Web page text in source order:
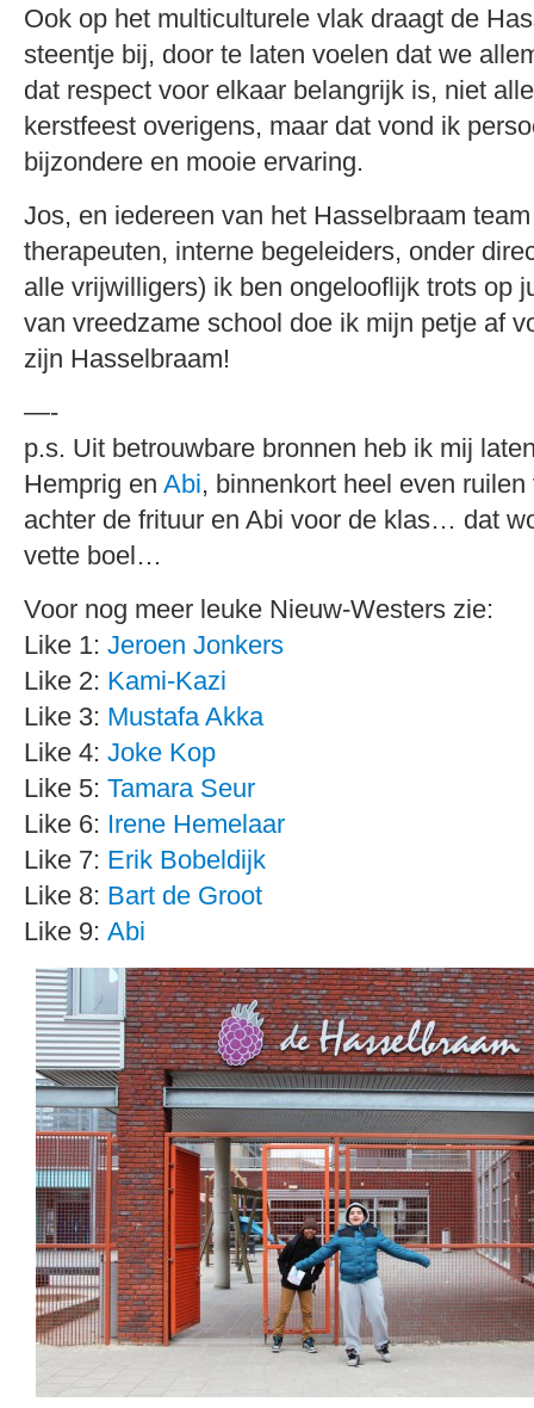
Ook op het multiculturele vlak draagt de
steentje bij, door te laten voelen dat we
dat respect voor elkaar belangrijk is, niet
kerstfeest overigens, maar dat vond ik
bijzondere en mooie ervaring.
Jos, en iedereen van het Hasselbraam
therapeuten, interne begeleiders, onder
alle vrijwilligers) ik ben ongelooflijk trots op
van vreedzame school doe ik mijn petje af
zijn Hasselbraam!
—-
p.s. Uit betrouwbare bronnen heb ik mij
Hemprig en Abi, binnenkort heel even
achter de frituur en Abi voor de klas… dat
vette boel…
Voor nog meer leuke Nieuw-Westers zie:
Like 1: Jeroen Jonkers
Like 2: Kami-Kazi
Like 3: Mustafa Akka
Like 4: Joke Kop
Like 5: Tamara Seur
Like 6: Irene Hemelaar
Like 7: Erik Bobeldijk
Like 8: Bart de Groot
Like 9: Abi